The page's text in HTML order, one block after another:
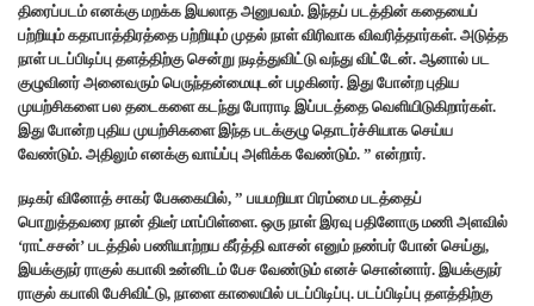
திரைப்படம் எனக்கு மறக்க இயலாத அனுபவம். இந்தப் படத்தின் கதையைப்
பற்றியும் கதாபாத்திரத்தை பற்றியும் முதல் நாள் விரிவாக விவரித்தார்கள். அடுத்த
நாள் படப்பிடிப்பு தளத்திற்கு சென்று நடித்துவிட்டு வந்து விட்டேன். ஆனால் பட
குழுவினர் அனைவரும் பெருந்தன்மையுடன் பழகினர். இது போன்ற புதிய
முயற்சிகளை பல தடைகளை கடந்து போராடி இப்படத்தை வெளியிடுகிறார்கள்.
இது போன்ற புதிய முயற்சிகளை இந்த படக்குழு தொடர்ச்சியாக செய்ய
வேண்டும். அதிலும் எனக்கு வாய்ப்பு அளிக்க வேண்டும். ” என்றார்.
நடிகர் வினோத் சாகர் பேசுகையில், ” பயமறியா பிரம்மை படத்தைப்
பொறுத்தவரை நான் திடீர் மாப்பிள்ளை.‌ ஒரு நாள் இரவு பதினோரு மணி அளவில்
‘ராட்சசன்’ படத்தில் பணியாற்றய கீர்த்தி வாசன் எனும் நண்பர் போன் செய்து,
இயக்குநர் ராகுல் கபாலி உன்னிடம் பேச வேண்டும் எனச் சொன்னார். இயக்குநர்
ராகுல் கபாலி பேசிவிட்டு, நாளை காலையில் படப்பிடிப்பு. படப்பிடிப்பு தளத்திற்கு